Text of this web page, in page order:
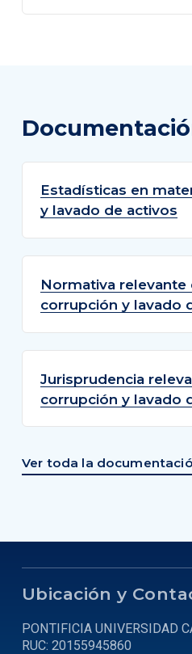
Estadísticas en
y lavado de activos
Normativa relevante
corrupción y lavado
Jurisprudencia
corrupción y lavado
Ver toda la
Ubicación y
PONTIFICIA UNIVERSIDAD
RUC: 20155945860